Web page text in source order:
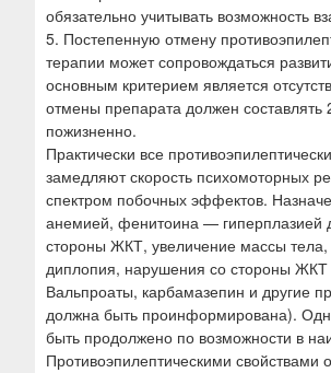
обязательно учитывать возможность
5. Постепенную отмену
терапии может сопровождаться
основным критерием является
отмены препарата должен
пожизненно.
Практически все
замедляют скорость психомоторных
спектром побочных эффектов.
анемией, фенитоина — гиперплазией
стороны ЖКТ, увеличение массы
диплопия, нарушения со стороны ЖКТ
Вальпроаты, карбамазепин и другие
должна быть проинформирована).
быть продолжено по возможности в
Противоэпилептическими свойствами